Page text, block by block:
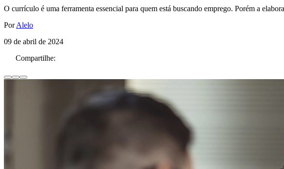
O currículo é uma ferramenta essencial para quem está buscando emprego. Porém a
PorAlelo
09 de abril de 2024
Compartilhe: